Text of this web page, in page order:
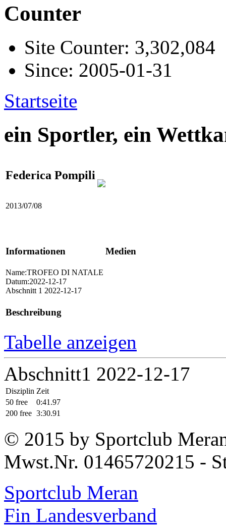
Counter
Site Counter: 3,302,084
Since: 2005-01-31
Startseite
ein Sportler, ein
Federica Pompili
2013/07/08
Informationen Medien
Name:TROFEO DI NATALE
Datum:2022-12-17
Abschnitt 1 2022-12-17
Beschreibung
Tabelle anzeigen
Abschnitt1 2022-12-17
Disziplin Zeit
50 free
0:41.97
200 free 3:30.91
© 2015 by Sportclub
Mwst.Nr. 01465720215 -
Sportclub Meran
Fin Landesverband